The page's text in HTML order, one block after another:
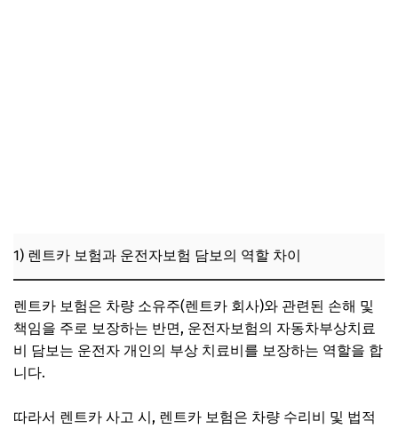
1) 렌트카 보험과 운전자보험 담보의 역할 차이
렌트카 보험은 차량 소유주(렌트카 회사)와 관련된 손해 및
책임을 주로 보장하는 반면, 운전자보험의 자동차부상치료
비 담보는 운전자 개인의 부상 치료비를 보장하는 역할을 합
니다.
따라서 렌트카 사고 시, 렌트카 보험은 차량 수리비 및 법적